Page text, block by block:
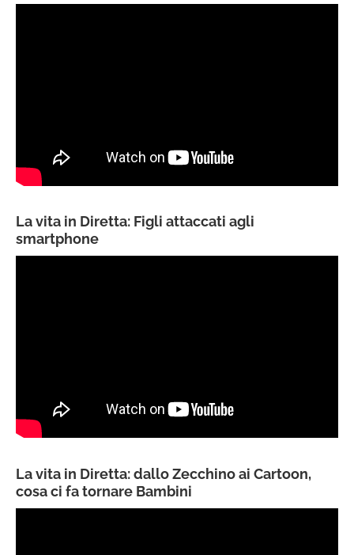
La vita in Diretta: Figli attaccati agli
smartphone
La vita in Diretta: dallo Zecchino ai Cartoon,
cosa ci fa tornare Bambini